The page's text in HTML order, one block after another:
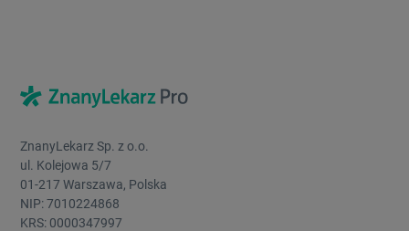
ZnanyLekarz Sp. z o.o.
ul. Kolejowa 5/7
01-217 Warszawa, Polska
NIP: 7010224868
KRS: 0000347997